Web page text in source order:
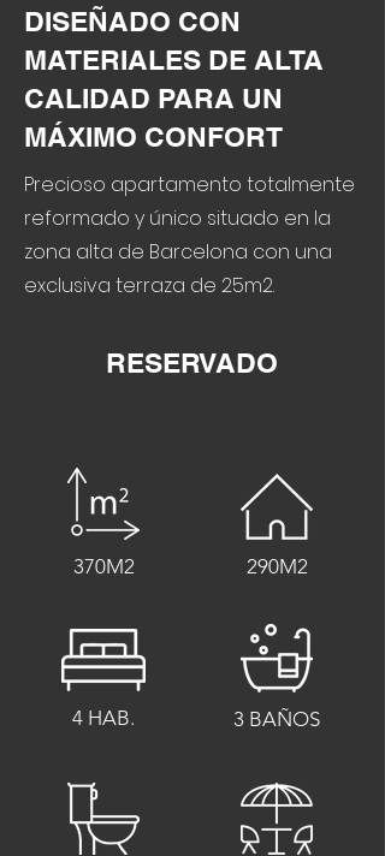
DISEÑADO CON
MATERIALES DE ALTA
CALIDAD PARA UN
MÁXIMO CONFORT
Precioso apartamento totalmente
reformado y único situado en la
zona alta de Barcelona con una
exclusiva terraza de 25m2.
RESERVADO
370M2 290M2
4 HAB. 3 BAÑOS